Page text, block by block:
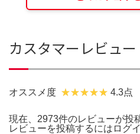
カスタマーレビュー
オススメ度 4.3点
現在、2973件のレビューが投
レビューを投稿するには ログ